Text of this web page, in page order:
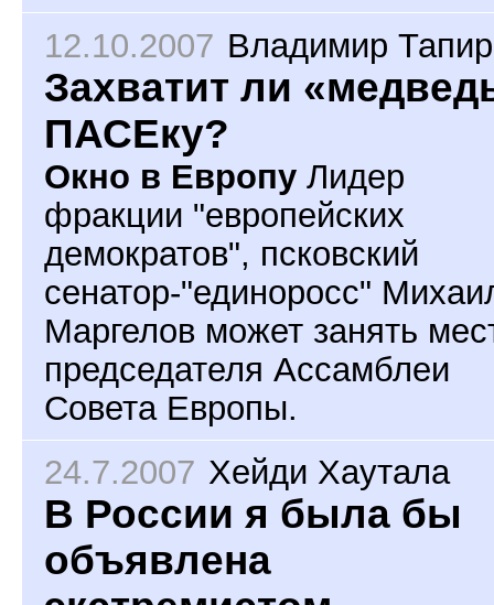
12.10.2007 Владимир
Захватит ли
ПАСЕку?
Окно в Европу Лидер
фракции "европейских
демократов", псковский
сенатор-"единоросс"
Маргелов может занять
председателя Ассамблеи
Совета Европы.
24.7.2007 Хейди Хаутала
В России я была бы
объявлена